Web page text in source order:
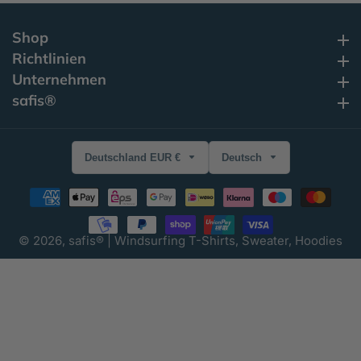
Shop
Richtlinien
Unternehmen
safis®
© 2026, safis® | Windsurfing T-Shirts, Sweater, Hoodies
Deutschland EUR € Deutsch